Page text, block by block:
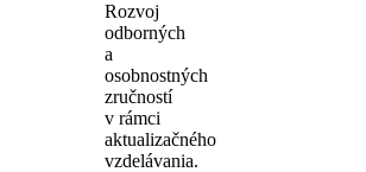
Rozvoj
odborných
a
osobnostných
zručností
v rámci
aktualizačného
vzdelávania.